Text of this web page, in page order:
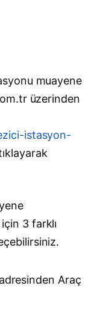
muayene
üzerinden
istasyon-
3 farklı
Araç